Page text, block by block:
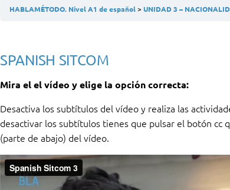
HABLAMÉTODO. Nivel A1 de español UNIDAD 3 –
SPANISH SITCOM
Mira el el vídeo y elige la opción correcta:
Desactiva los subtítulos del vídeo y realiza las
desactivar los subtítulos tienes que pulsar el botón cc
(parte de abajo) del vídeo.